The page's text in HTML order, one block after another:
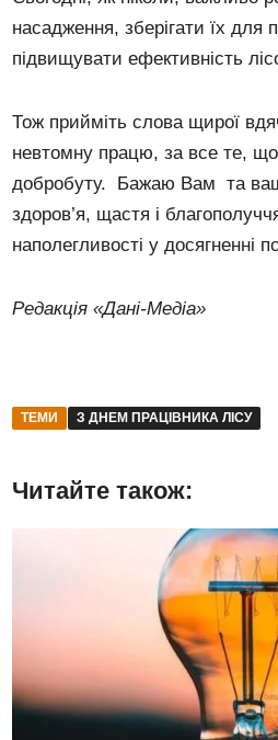
насадження, зберігати їх для
підвищувати ефективність
Тож прийміть слова щирої
невтомну працю, за все те,
добробуту. Бажаю Вам та
здоров’я, щастя і
наполегливості у досягненні
Редакція «Дані-Медіа»
ТЕМИ З ДНЕМ ПРАЦІВНИКА ЛІСУ
Читайте також: